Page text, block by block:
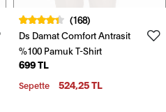
(168)
Ds Damat Comfort Antrasit
%100 Pamuk T-Shirt
699 TL
Sepette 524,25 TL